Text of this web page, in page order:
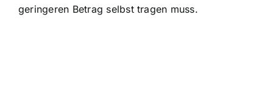
geringeren Betrag selbst tragen muss.